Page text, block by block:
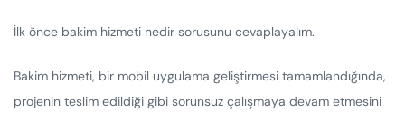
İlk önce bakim hizmeti nedir sorusunu cevaplayalım.
Bakim hizmeti, bir mobil uygulama geliştirmesi tamamlandığında,
projenin teslim edildiği gibi sorunsuz çalışmaya devam etmesini